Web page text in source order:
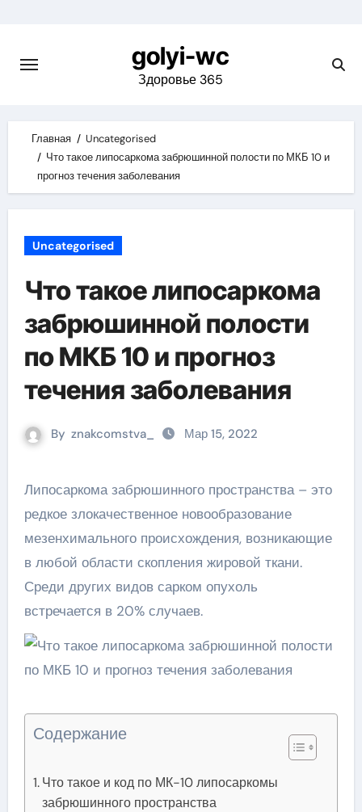
content
golyi-wc
Здоровье 365
Главная
Uncategorised
Что такое липосаркома забрюшинной полости по МКБ 10 и
прогноз течения заболевания
Uncategorised
Что такое липосаркома
забрюшинной полости
по МКБ 10 и прогноз
течения заболевания
By znakcomstva_ Мар 15, 2022
Липосаркома забрюшинного пространства – это
редкое злокачественное новообразование
мезенхимального происхождения, возникающие
в любой области скопления жировой ткани.
Среди других видов сарком опухоль
встречается в 20% случаев.
Содержание
Что такое и код по МК-10 липосаркомы
забрюшинного пространства